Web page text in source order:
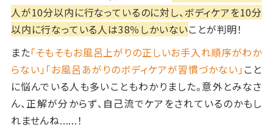
人が10分以内に行なっているのに対し、ボディケアを10分
以内に行なっている人は38％しかいないことが判明！
また「そもそもお風呂上がりの正しいお手入れ順序がわか
らない」「お風呂あがりのボディケアが習慣づかない」 こと
に悩んでいる人も多いこともわかりました。意外とみなさ
ん、正解が分からず、自己流でケアをされているのかもし
れませんね......！